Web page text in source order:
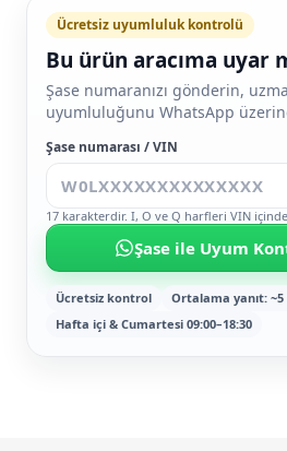
Ücretsiz uyumluluk kontrolü
Bu ürün aracıma uyar
Şase numaranızı gönderin,
uyumluluğunu WhatsApp
Şase numarası / VIN
17 karakterdir. I, O ve Q harfleri VIN
Şase ile Uyum
Ücretsiz kontrol
Ortalama yanıt: ~5
Hafta içi & Cumartesi 09:00–18:30